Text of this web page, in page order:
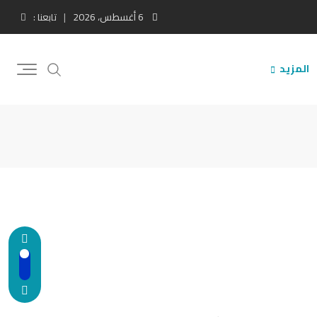
6 أغسطس، 2026 تابعنا :
المزيد